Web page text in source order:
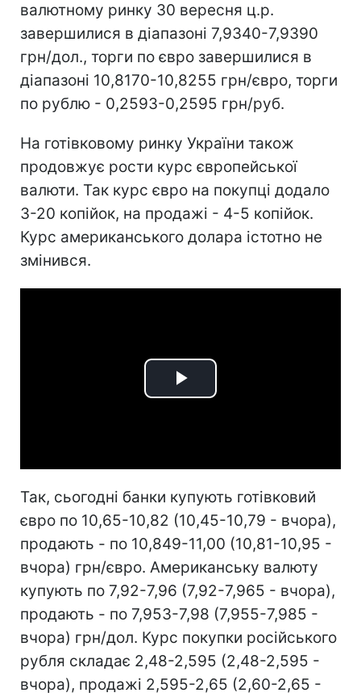
валютному ринку 30 вересня ц.р.
завершилися в діапазоні 7,9340-7,9390
грн/дол., торги по євро завершилися в
діапазоні 10,8170-10,8255 грн/євро, торги
по рублю - 0,2593-0,2595 грн/руб.
На готівковому ринку України також
продовжує рости курс європейської
валюти. Так курс євро на покупці додало
3-20 копійок, на продажі - 4-5 копійок.
Курс американського долара істотно не
змінився.
Play
Так, сьогодні банки купують готівковий
євро по 10,65-10,82 (10,45-10,79 - вчора),
продають - по 10,849-11,00 (10,81-10,95 -
вчора) грн/євро. Американську валюту
купують по 7,92-7,96 (7,92-7,965 - вчора),
продають - по 7,953-7,98 (7,955-7,985 -
вчора) грн/дол. Курс покупки російського
рубля складає 2,48-2,595 (2,48-2,595 -
вчора), продажі 2,595-2,65 (2,60-2,65 -